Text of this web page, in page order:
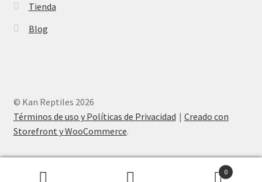
Tienda
Blog
© Kan Reptiles 2026
Términos de uso y Políticas de Privacidad
Creado con
Storefront y WooCommerce.
0